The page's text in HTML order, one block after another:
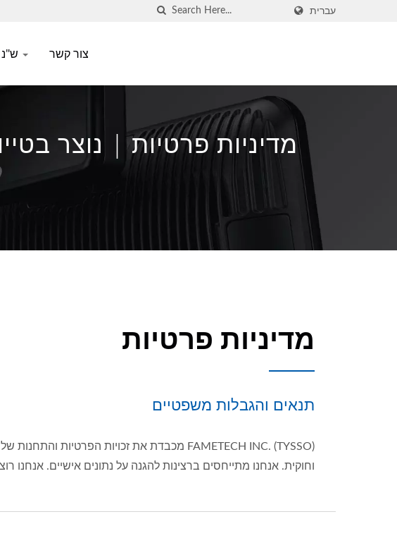
עברית
צור קשר
מדיניות פרטיות
תנאים והגבלות משפטיים
וחוקית. אנחנו מתייחסים ברצינות להגנה על נתונים אישיים.